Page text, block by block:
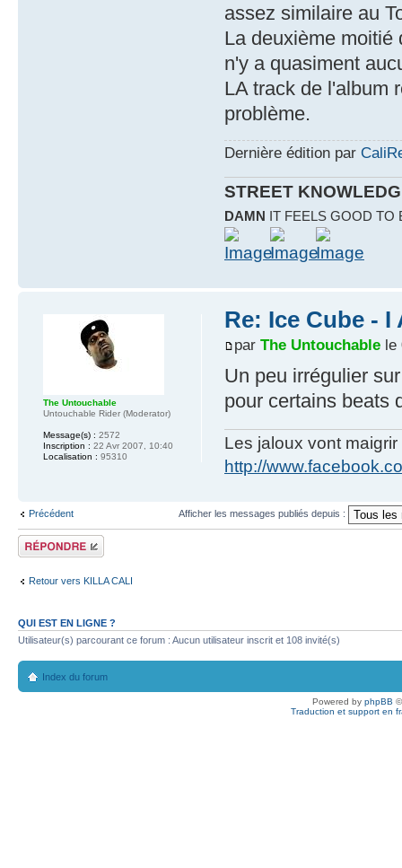
assez similaire au
La deuxième moitié
n'y a quasiment
LA track de l'album
problème.
Dernière édition par
STREET
DAMN IT FEELS GOOD TO
Re: Ice Cube - I
par The Untouchable le
Un peu irrégulier
pour certains beats
Les jaloux vont maigrir
http://
The Untouchable
Untouchable Rider (Moderator)
Message(s) : 2572
Inscription : 22 Avr 2007, 10:40
Localisation : 95310
Précédent Afficher les messages publiés depuis :
Publier une
réponse
Retour vers KILLA CALI
QUI EST EN LIGNE ?
Utilisateur(s) parcourant ce forum : Aucun utilisateur inscrit et 108 invité(s)
Index du forum
Powered by phpBB
Traduction et support en